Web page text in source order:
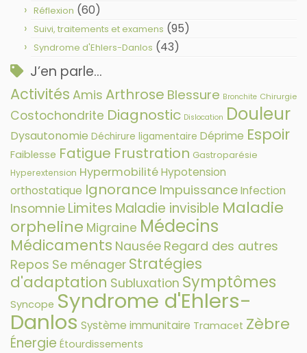
Réflexion (60)
Suivi, traitements et examens (95)
Syndrome d'Ehlers-Danlos (43)
J’en parle…
Activités Amis Arthrose Blessure Bronchite Chirurgie
Costochondrite Diagnostic Dislocation Douleur
Dysautonomie Déchirure ligamentaire Déprime Espoir
Faiblesse Fatigue Frustration Gastroparésie
Hyperextension HypermobilitéHypotension
orthostatique Ignorance ImpuissanceInfection
Insomnie Limites Maladie invisible Maladie
orpheline Migraine Médecins
Médicaments Nausée Regard des autres
Repos Se ménager Stratégies
d'adaptation Subluxation Symptômes
Syncope Syndrome d'Ehlers-
Danlos Système immunitaire Tramacet Zèbre
Énergie Étourdissements